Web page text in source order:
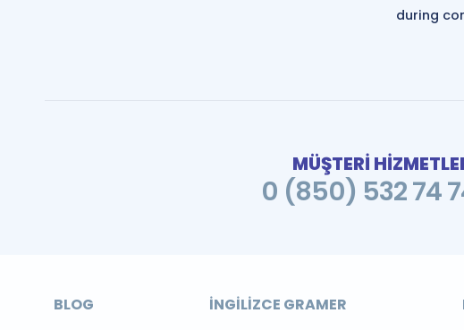
during
MÜŞTERİ
0 (850) 532 74
BLOG İNGILIZCE GRAMER